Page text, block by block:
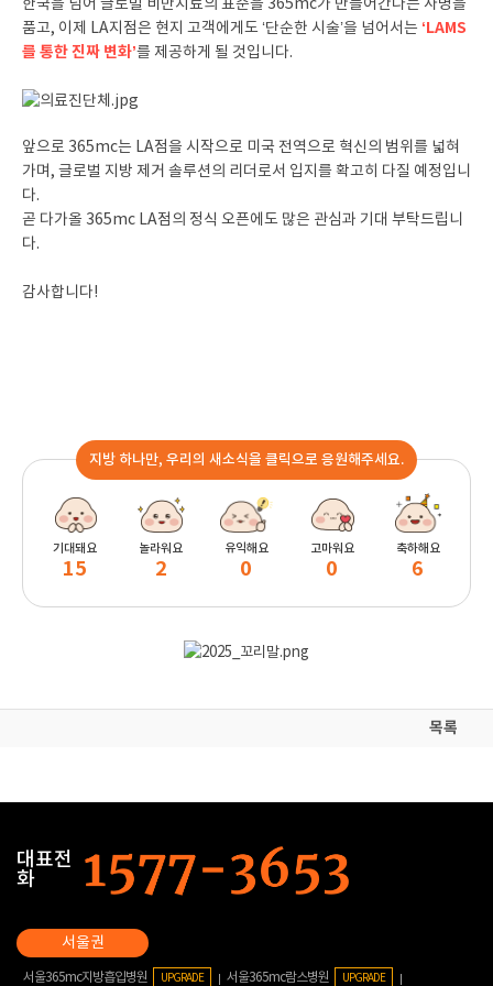
한국을 넘어 글로벌 비만치료의 표준을 365mc가 만들어간다는 사명을
품고, 이제 LA지점은 현지 고객에게도 ‘단순한 시술’을 넘어서는 ‘LAMS
를 통한 진짜 변화’를 제공하게 될 것입니다.
앞으로 365mc는 LA점을 시작으로 미국 전역으로 혁신의 범위를 넓혀
가며, 글로벌 지방 제거 솔루션의 리더로서 입지를 확고히 다질 예정입니
다.
곧 다가올 365mc LA점의 정식 오픈에도 많은 관심과 기대 부탁드립니
다.
감사합니다!
지방 하나만, 우리의 새소식을 클릭으로 응원해주세요.
기대돼요
15
놀라워요
2
유익해요
0
고마워요
0
축하해요
6
목록
대표전
화
서울365mc지방흡입병원 UPGRADE 서울365mc람스병원 UPGRADE